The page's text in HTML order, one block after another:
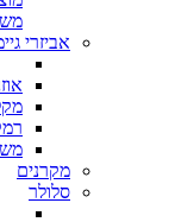
אביזרי
מקרנים
סלולר